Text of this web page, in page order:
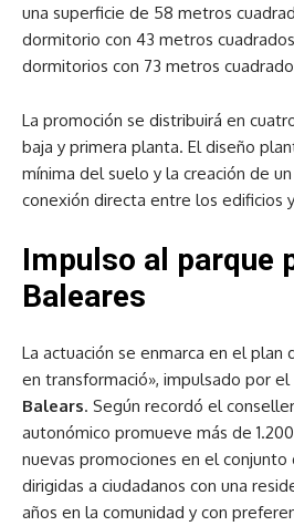
una superficie de 58 metros
dormitorio con 43 metros
dormitorios con 73 metros
La promoción se distribuirá en
baja y primera planta. El diseño
mínima del suelo y la creación de
conexión directa entre los edificios
Impulso al parque
Baleares
La actuación se enmarca en el plan
en transformació», impulsado por el
Balears. Según recordó el conseller
autonómico promueve más de
nuevas promociones en el conjunto
dirigidas a ciudadanos con una
años en la comunidad y con